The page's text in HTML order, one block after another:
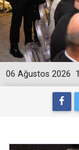
06 Ağustos 2026